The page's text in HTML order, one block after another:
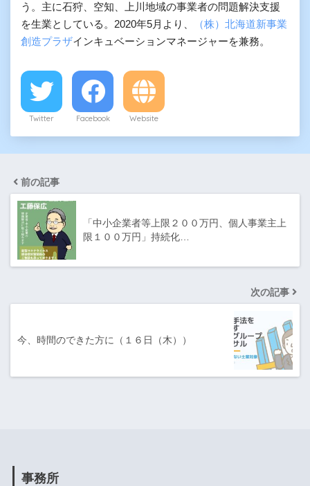
う。主に石狩、空知、上川地域の事業者の問題解決支援
を生業としている。2020年5月より、
（株）北海道新事業
創造プラザインキュベーションマネージャーを兼務。
Twitter Facebook Website
前の記事
「中小企業者等上限２００万円、個人事業主上
限１００万円」持続化…
次の記事
今、時間のできた方に（１６日（木））
事務所